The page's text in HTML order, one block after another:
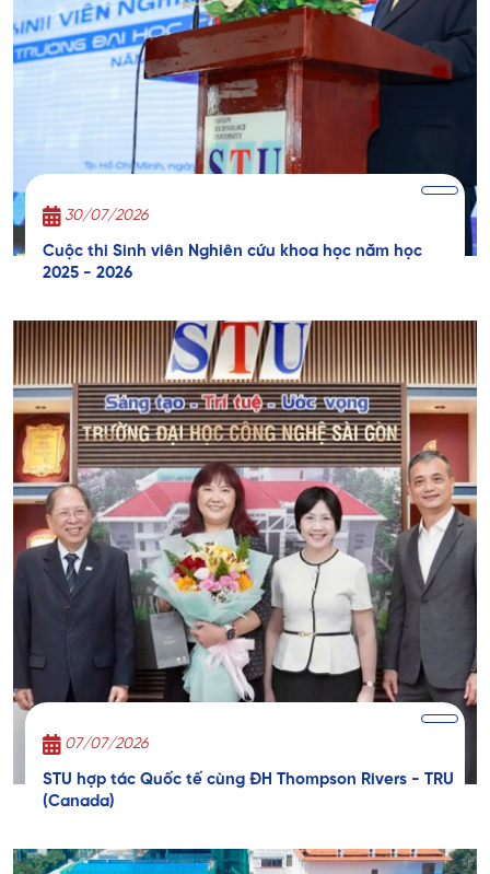
30/07/2026
Cuộc thi Sinh viên Nghiên cứu khoa học năm học
2025 - 2026
07/07/2026
STU hợp tác Quốc tế cùng ĐH Thompson Rivers - TRU
(Canada)